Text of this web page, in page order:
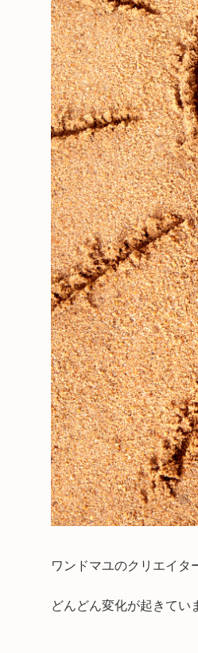
ワンドマユのクリエイタ
どんどん変化が起きてい